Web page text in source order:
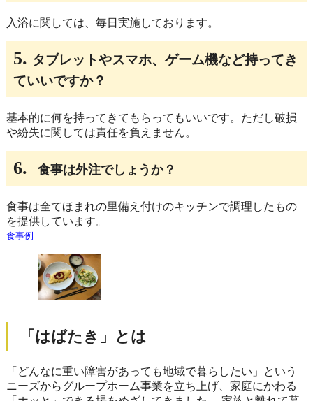
入浴に関しては、毎日実施しております。
5. タブレットやスマホ、ゲーム機など持ってき
ていいですか？
基本的に何を持ってきてもらってもいいです。ただし破損
や紛失に関しては責任を負えません。
6. 食事は外注でしょうか？
食事は全てほまれの里備え付けのキッチンで調理したもの
を提供しています。
食事例
「はばたき」とは
「どんなに重い障害があっても地域で暮らしたい」という
ニーズからグループホーム事業を立ち上げ、家庭にかわる